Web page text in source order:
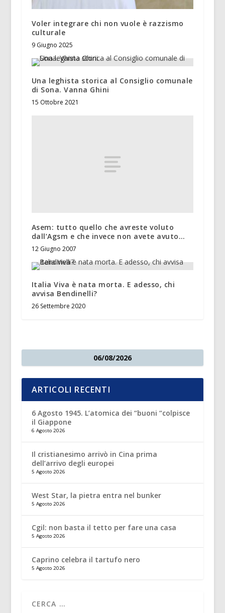
Voler integrare chi non vuole è razzismo
culturale
9 Giugno 2025
Una leghista storica al Consiglio comunale
di Sona. Vanna Ghini
15 Ottobre 2021
Asem: tutto quello che avreste voluto
dall’Agsm e che invece non avete avuto…
12 Giugno 2007
Italia Viva è nata morta. E adesso, chi
avvisa Bendinelli?
26 Settembre 2020
06/08/2026
ARTICOLI RECENTI
6 Agosto 1945. L’atomica dei “buoni “colpisce
il Giappone
6 Agosto 2026
Il cristianesimo arrivò in Cina prima
dell’arrivo degli europei
5 Agosto 2026
West Star, la pietra entra nel bunker
5 Agosto 2026
Cgil: non basta il tetto per fare una casa
5 Agosto 2026
Caprino celebra il tartufo nero
5 Agosto 2026